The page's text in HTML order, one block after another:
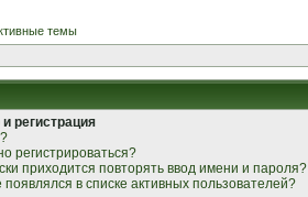
темы
регистрация
регистрироваться?
приходится повторять ввод имени и пароля?
появлялся в списке активных пользователей?